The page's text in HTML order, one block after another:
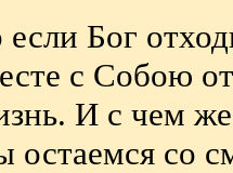
Бог
с Собою
И с чем
остаемся со